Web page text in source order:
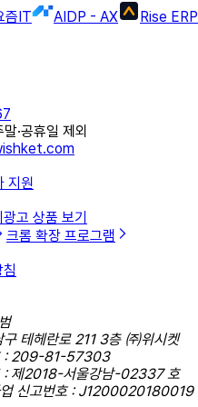
즘IT AIDP - AX Rise ERP
말·공휴일 제외
지원
광고 상품 보기
크롬 확장 프로그램
구 테헤란로 211 3층 ㈜위시켓
: 209-81-57303
: 제2018-서울강남-02337 호
업 신고번호 : J1200020180019